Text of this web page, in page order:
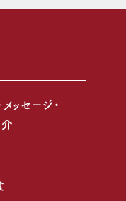
ッセージ・